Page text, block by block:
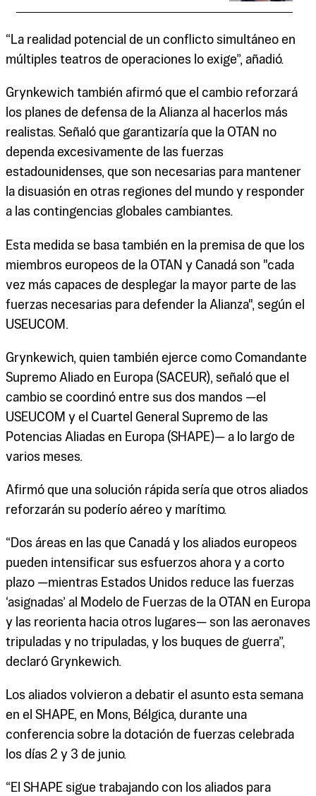
“La realidad potencial de un conflicto simultáneo en
múltiples teatros de operaciones lo exige”, añadió.
Grynkewich también afirmó que el cambio reforzará
los planes de defensa de la Alianza al hacerlos más
realistas. Señaló que garantizaría que la OTAN no
dependa excesivamente de las fuerzas
estadounidenses, que son necesarias para mantener
la disuasión en otras regiones del mundo y responder
a las contingencias globales cambiantes.
Esta medida se basa también en la premisa de que los
miembros europeos de la OTAN y Canadá son "cada
vez más capaces de desplegar la mayor parte de las
fuerzas necesarias para defender la Alianza", según el
USEUCOM.
Grynkewich, quien también ejerce como Comandante
Supremo Aliado en Europa (SACEUR), señaló que el
cambio se coordinó entre sus dos mandos —el
USEUCOM y el Cuartel General Supremo de las
Potencias Aliadas en Europa (SHAPE)— a lo largo de
varios meses.
Afirmó que una solución rápida sería que otros aliados
reforzarán su poderío aéreo y marítimo.
“Dos áreas en las que Canadá y los aliados europeos
pueden intensificar sus esfuerzos ahora y a corto
plazo —mientras Estados Unidos reduce las fuerzas
‘asignadas’ al Modelo de Fuerzas de la OTAN en Europa
y las reorienta hacia otros lugares— son las aeronaves
tripuladas y no tripuladas, y los buques de guerra”,
declaró Grynkewich.
Los aliados volvieron a debatir el asunto esta semana
en el SHAPE, en Mons, Bélgica, durante una
conferencia sobre la dotación de fuerzas celebrada
los días 2 y 3 de junio.
“El SHAPE sigue trabajando con los aliados para